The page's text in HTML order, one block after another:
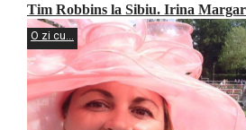
Tim Robbins la Sibiu. Irina
O zi cu...